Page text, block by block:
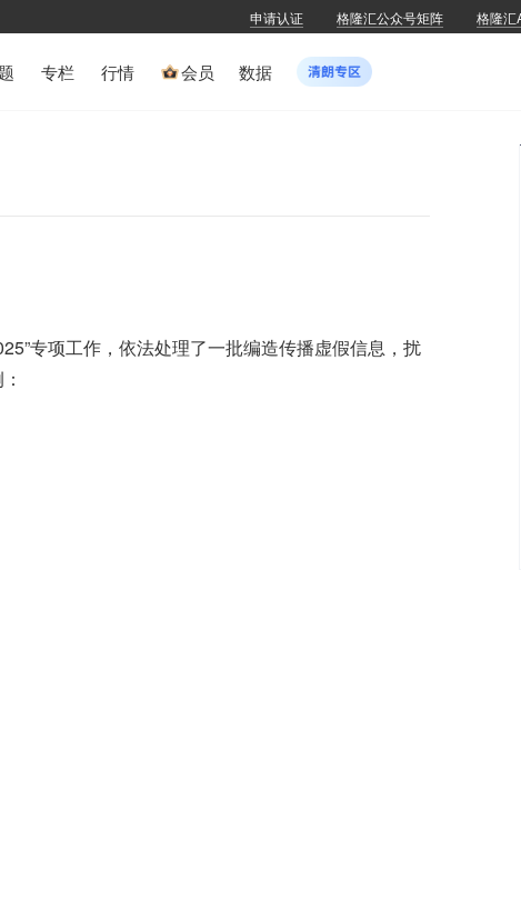
申请认证 格隆汇公众号矩阵 格隆汇
专栏 行情 会员 数据
专项工作，依法处理了一批编造传播虚假信息，扰